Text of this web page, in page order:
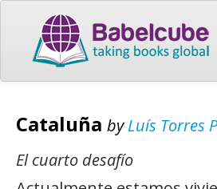
Cataluña byLuís Torres
El cuarto desafío